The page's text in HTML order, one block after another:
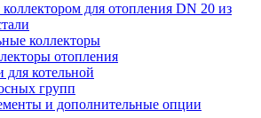
коллектором для отопления DN 20 из
коллекторы
отопления
для котельной
групп
и дополнительные опции